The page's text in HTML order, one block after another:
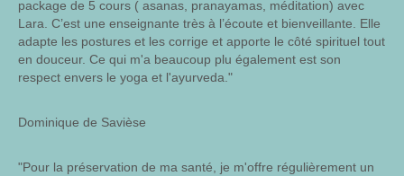
package de 5 cours ( asanas, pranayamas, méditation) avec
Lara. C’est une enseignante très à l’écoute et bienveillante. Elle
adapte les postures et les corrige et apporte le côté spirituel tout
en douceur. Ce qui m'a beaucoup plu également est son
respect envers le yoga et l'ayurveda."
Dominique de Savièse
"Pour la préservation de ma santé, je m'offre régulièrement un